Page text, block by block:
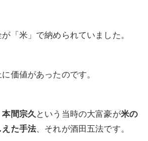
「米」で納められていました。
価値があったのです。
本間宗久という当時の大富豪が米の
た手法、それが酒田五法です。